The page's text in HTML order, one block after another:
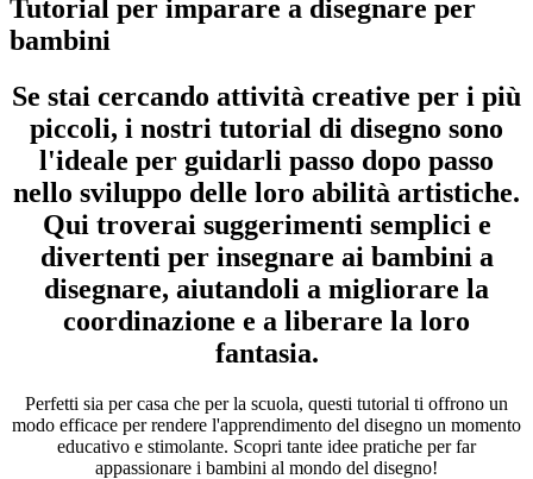
Tutorial per imparare a disegnare per
bambini
Se stai cercando attività creative per i più
piccoli, i nostri tutorial di disegno sono
l'ideale per guidarli passo dopo passo
nello sviluppo delle loro abilità artistiche.
Qui troverai suggerimenti semplici e
divertenti per insegnare ai bambini a
disegnare, aiutandoli a migliorare la
coordinazione e a liberare la loro
fantasia.
Perfetti sia per casa che per la scuola, questi tutorial ti offrono un
modo efficace per rendere l'apprendimento del disegno un momento
educativo e stimolante. Scopri tante idee pratiche per far
appassionare i bambini al mondo del disegno!